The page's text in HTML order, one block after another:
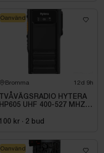
Bromma 12d 9h
TVÅVÄGSRADIO HYTERA
HP605 UHF 400-527 MHZ
100 kr · 2 bud
Oanvänd
Oanvänd